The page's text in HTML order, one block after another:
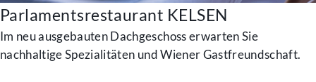
Parlamentsrestaurant KELSEN
Im neu ausgebauten Dachgeschoss erwarten Sie
nachhaltige Spezialitäten und Wiener Gastfreundschaft.